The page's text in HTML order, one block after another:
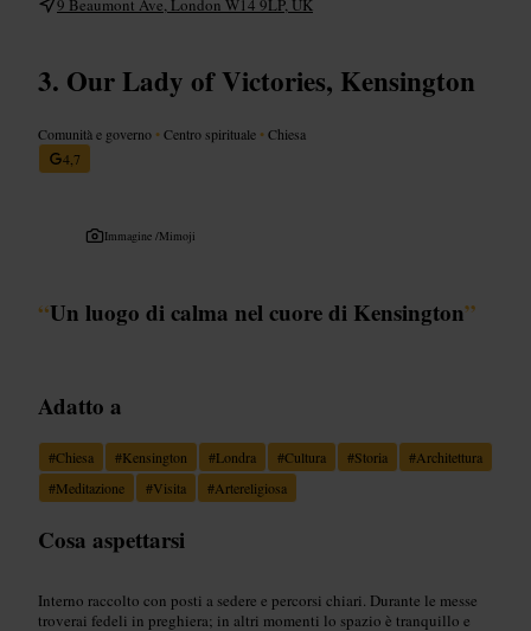
9 Beaumont Ave, London W14 9LP, UK
Our Lady of Victories, Kensington
Comunità e governo •Centro spirituale •Chiesa
4,7
Immagine /Mimoji
“Un luogo di calma nel cuore di Kensington”
Adatto a
#Chiesa #Kensington #Londra #Cultura #Storia #Architettura
#Meditazione #Visita #Artereligiosa
Cosa aspettarsi
Interno raccolto con posti a sedere e percorsi chiari. Durante le messe
troverai fedeli in preghiera; in altri momenti lo spazio è tranquillo e